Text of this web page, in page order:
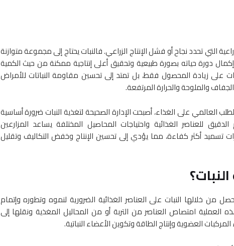
التي تحدد نجاح أو فشل الإنتاج الزراعي. فالنبات يحتاج إلى مجموعة متوازنة
دورة حياته بصورة طبيعية وتحقيق أعلى إنتاجية ممكنة من حيث الكمية
على زيادة المحصول فقط، بل تمتد إلى تحسين مقاومة النباتات للأمراض
والملوحة والحرارة المرتفعة.
العالمي على الغذاء، أصبحت الإدارة الصحيحة لتغذية النبات ضرورة أساسية
للعناصر الغذائية واحتياجات المحاصيل المختلفة يساعد المزارعين
تسميد أكثر كفاءة، مما يؤدي إلى تحسين الإنتاج وخفض التكاليف وتقليل
من خلالها النبات على العناصر الغذائية الضرورية لنموه وتطوره وإتمام
العملية امتصاص العناصر من التربة أو من المحاليل المغذية ونقلها إلى
العضوية وإنتاج الطاقة وتكوين الأعضاء النباتية.